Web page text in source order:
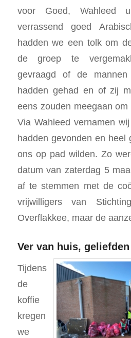
voor Goed, Wahleed
verrassend goed
hadden we een tolk om
de groep te
gevraagd of de
hadden gehad en of zij
eens zouden meegaan
Via Wahleed vernamen
hadden gevonden en heel
ons op pad wilden. Zo
datum van zaterdag 5
af te stemmen met de
vrijwilligers van
Overflakkee, maar de
Ver van huis,
Tijdens
de
koffie
kregen
we